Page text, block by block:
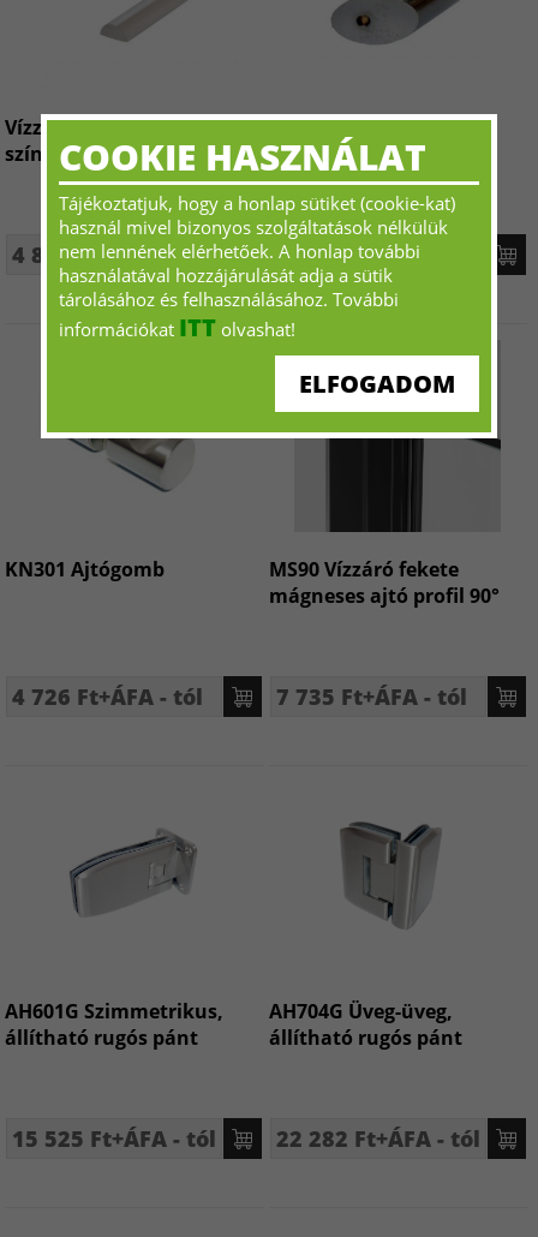
Vízzáró Akril 5mm küszöb
színtelen
4 811 Ft+ÁFA - tól
SB045 Indító
4 897 Ft+ÁFA - tól
KN301 Ajtógomb
4 726 Ft+ÁFA - tól
MS90 Vízzáró fekete
mágneses ajtó profil 90°
7 735 Ft+ÁFA - tól
AH601G Szimmetrikus,
állítható rugós pánt
15 525 Ft+ÁFA - tól
AH704G Üveg-üveg,
állítható rugós pánt
22 282 Ft+ÁFA - tól
COOKIE HASZNÁLAT
Tájékoztatjuk, hogy a honlap sütiket (cookie-kat)
használ mivel bizonyos szolgáltatások nélkülük
nem lennének elérhetőek. A honlap további
használatával hozzájárulását adja a sütik
tárolásához és felhasználásához. További
információkat ITT olvashat!
ELFOGADOM